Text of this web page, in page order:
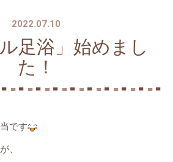
2022.07.10
足浴」始めまし
た！
です
、